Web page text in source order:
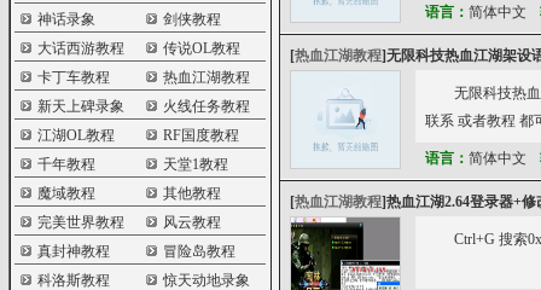
神话录象
剑侠教程
大话西游教程
传说OL教程
卡丁车教程
热血江湖教程
新天上碑录象
火线任务教程
江湖OL教程
RF国度教程
千年教程
天堂1教程
魔域教程
其他教程
完美世界教程
风云教程
真封神教程
冒险岛教程
科洛斯教程
惊天动地录象
语言： 简体中文
[热血江湖教程]无限科技热血江湖架设
无限科技热
联系 或者教程 都
语言： 简体中文
[热血江湖教程]热血江湖2.64登录器+修
Ctrl+G 搜索